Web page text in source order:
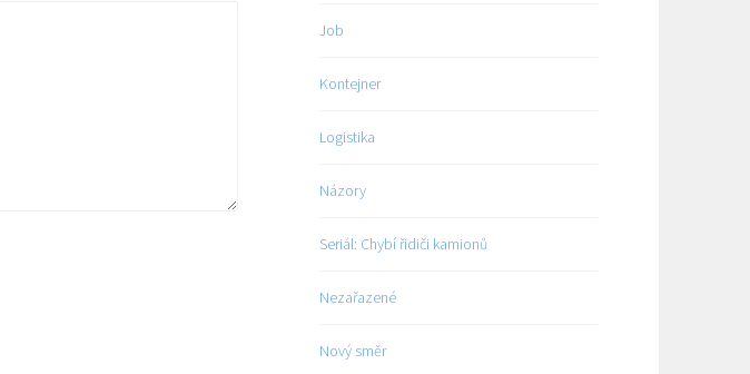
Job
Kontejner
Logistika
Názory
Seriál: Chybí řidiči kamionů
Nezařazené
Nový směr